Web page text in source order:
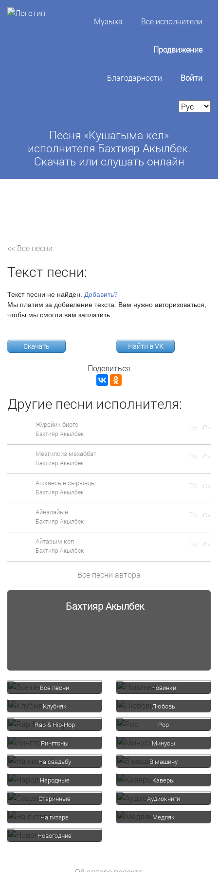
Музыка Все исполнители
Продвижение
Благодарности Войти
Песня «Кушагыма кел»
исполнителя Бахтияр Акылбек.
Скачать или слушать онлайн
<< Все песни
Текст песни:
Текст песни не найден. Добавить?
Мы платим за добавление текста. Вам нужно авторизоваться,
чтобы мы смогли вам заплатить
Скачать Найти в VK
Поделиться
Другие песни исполнителя:
Журейик бирге
Бахтияр Акылбек
Мезгилсиз махаббат
Бахтияр Акылбек
Ашкансын сырынды
Бахтияр Акылбек
Айналайын
Бахтияр Акылбек
Айтарым коп
Бахтияр Акылбек
Все песни автора
Бахтияр Акылбек
Все песни Новинки
Клубняк Любовь
Rap & Hip-Hop Pop
Рингтоны Минусы
На свадьбу В машину
Народные Каверы
Старинные Аудиокниги
На гитаре Медляк
Новогодние